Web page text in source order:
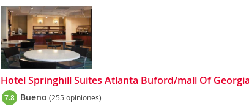
Hotel Springhill Suites Atlanta Buford/mall Of Georgia
7.8 Bueno (255 opiniones)